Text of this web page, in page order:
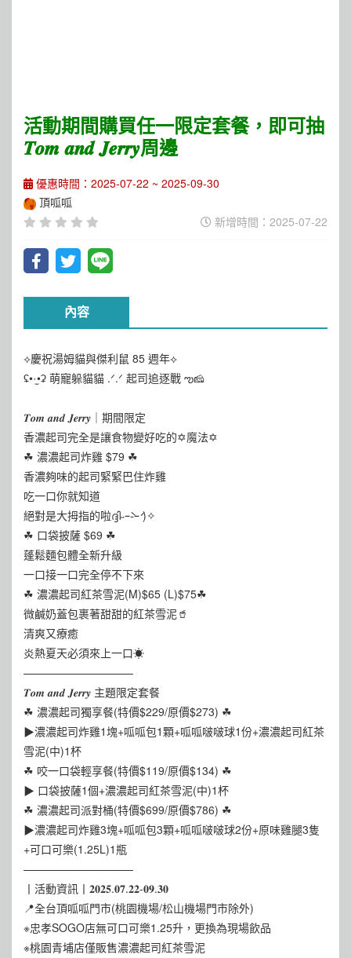
活動期間購買任一限定套餐，即可抽
𝑻𝒐𝒎 𝒂𝒏𝒅 𝑱𝒆𝒓𝒓𝒚周邊
優惠時間：2025-07-22 ~ 2025-09-30
頂呱呱
新增時間：2025-07-22
內容
⟡慶祝湯姆貓與傑利鼠 85 週年⟡
ʢ•·̫•ʡ 萌寵躲貓貓 .ᐟ.ᐟ 起司追逐戰 ఌ🧀
𝑻𝒐𝒎 𝒂𝒏𝒅 𝑱𝒆𝒓𝒓𝒚｜期間限定
香濃起司完全是讓食物變好吃的✡︎魔法✡︎
☘ 濃濃起司炸雞 $79 ☘
香濃夠味的起司緊緊巴住炸雞
吃一口你就知道
絕對是大拇指的啦ദ്ദി˶ｰ̀֊ｰ́ )✧
☘ 口袋披薩 $69 ☘
蓬鬆麵包體全新升級
一口接一口完全停不下來
☘ 濃濃起司紅茶雪泥(M)$65 (L)$75☘
微鹹奶蓋包裹著甜甜的紅茶雪泥🥤
清爽又療癒
炎熱夏天必須來上一口☀︎
——————————
𝑻𝒐𝒎 𝒂𝒏𝒅 𝑱𝒆𝒓𝒓𝒚 主題限定套餐
☘ 濃濃起司獨享餐(特價$229/原價$273) ☘
▶濃濃起司炸雞1塊+呱呱包1顆+呱呱啵啵球1份+濃濃起司紅茶
雪泥(中)1杯
☘ 咬一口袋輕享餐(特價$119/原價$134) ☘
▶ 口袋披薩1個+濃濃起司紅茶雪泥(中)1杯
☘ 濃濃起司派對桶(特價$699/原價$786) ☘
▶濃濃起司炸雞3塊+呱呱包3顆+呱呱啵啵球2份+原味雞腿3隻
+可口可樂(1.25L)1瓶
——————————
丨活動資訊丨𝟐𝟎𝟐𝟓.𝟎𝟕.𝟐𝟐-𝟎𝟗.𝟑𝟎
📍全台頂呱呱門市(桃園機場/松山機場門市除外)
※忠孝SOGO店無可口可樂1.25升，更換為現場飲品
※桃園青埔店僅販售濃濃起司紅茶雪泥